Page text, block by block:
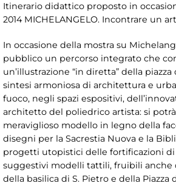
Itinerario didattico proposto in
2014 MICHELANGELO. Incontrare un
In occasione della mostra su
pubblico un percorso integrato che
un’illustrazione “in diretta” della
sintesi armoniosa di architettura e
fuoco, negli spazi espositivi,
architetto del poliedrico artista: si
meraviglioso modello in legno della
disegni per la Sacrestia Nuova e la
progetti utopistici delle fortificazioni di
suggestivi modelli tattili, fruibili anche
della basilica di S. Pietro e della Piazza